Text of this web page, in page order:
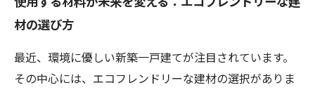
材の選び方
最近、環境に優しい新築一戸建てが注目されています。
その中心には、エコフレンドリーな建材の選択がありま